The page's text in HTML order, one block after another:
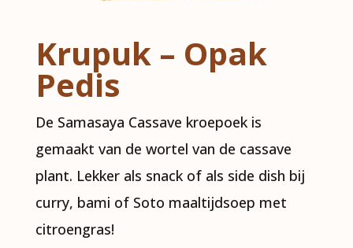
Krupuk – Opak
Pedis
De Samasaya Cassave kroepoek is
gemaakt van de wortel van de cassave
plant. Lekker als snack of als side dish bij
curry, bami of Soto maaltijdsoep met
citroengras!